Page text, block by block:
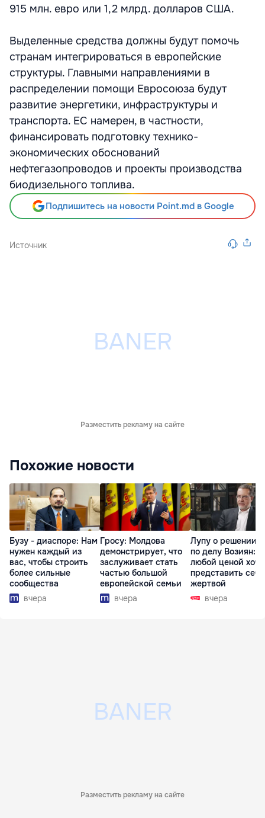
915 млн. евро или 1,2 млрд. долларов США.
Выделенные средства должны будут помочь
странам интегрироваться в европейские
структуры. Главными направлениями в
распределении помощи Евросоюза будут
развитие энергетики, инфраструктуры и
транспорта. ЕС намерен, в частности,
финансировать подготовку технико-
экономических обоснований
нефтегазопроводов и проекты производства
биодизельного топлива.
Подпишитесь на новости Point.md в Google
Источник
Разместить рекламу на сайте
Похожие новости
Бузу - диаспоре: Нам
нужен каждый из
вас, чтобы строить
более сильные
сообщества
вчера
Гросу: Молдова
демонстрирует, что
заслуживает стать
частью большой
европейской семьи
вчера
Лупу о решении
по делу Возиян:
любой ценой
представить себя
жертвой
вчера
Разместить рекламу на сайте